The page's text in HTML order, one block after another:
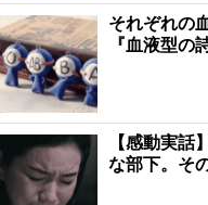
それぞれの
『血液型
【感動実
な部下。そ